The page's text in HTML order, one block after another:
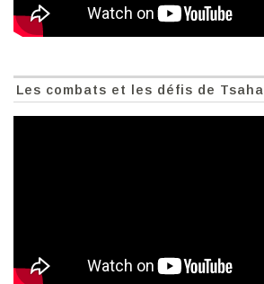
Les combats et les défis de Tsahal